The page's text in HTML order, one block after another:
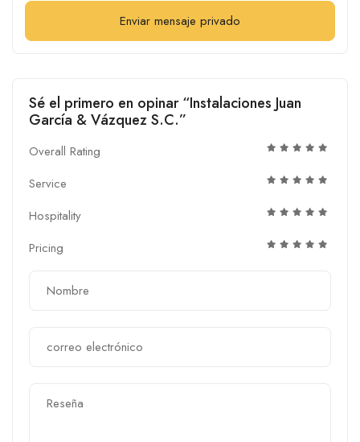
Enviar mensaje privado
Sé el primero en opinar “Instalaciones Juan
García & Vázquez S.C.”
Overall Rating
Service
Hospitality
Pricing